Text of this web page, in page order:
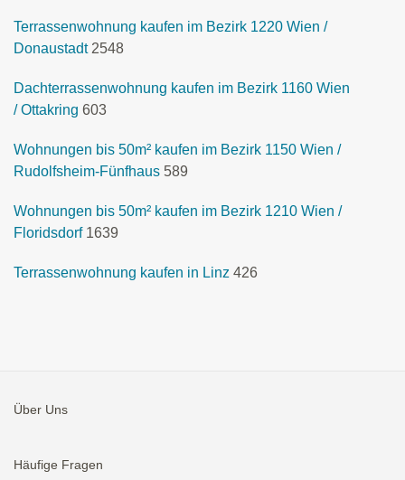
Terrassenwohnung kaufen im Bezirk 1220 Wien /
Donaustadt 2548
Dachterrassenwohnung kaufen im Bezirk 1160 Wien
/ Ottakring 603
Wohnungen bis 50m² kaufen im Bezirk 1150 Wien /
Rudolfsheim-Fünfhaus 589
Wohnungen bis 50m² kaufen im Bezirk 1210 Wien /
Floridsdorf 1639
Terrassenwohnung kaufen in Linz 426
Über Uns
Häufige Fragen